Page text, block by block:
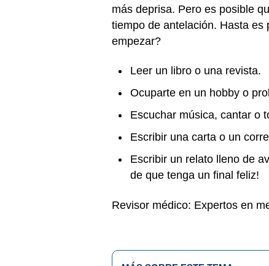
más deprisa. Pero es posible
tiempo de antelación. Hasta
empezar?
Leer un libro o una revista.
Ocuparte en un hobby o
Escuchar música, cantar o
Escribir una carta o un
Escribir un relato lleno de
de que tenga un final feliz!
Revisor médico: Expertos en